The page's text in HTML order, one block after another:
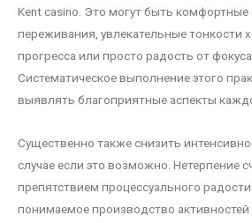
Kent casino. Это могут быть комфортные
переживания, увлекательные тонкости
прогресса или просто радость от
Систематическое выполнение этого
выявлять благоприятные аспекты
Существенно также снизить
случае если это возможно. Нетерпение
препятствием процессуального
понимаемое производство